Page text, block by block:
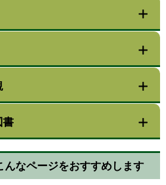
書
んなページをおすすめします